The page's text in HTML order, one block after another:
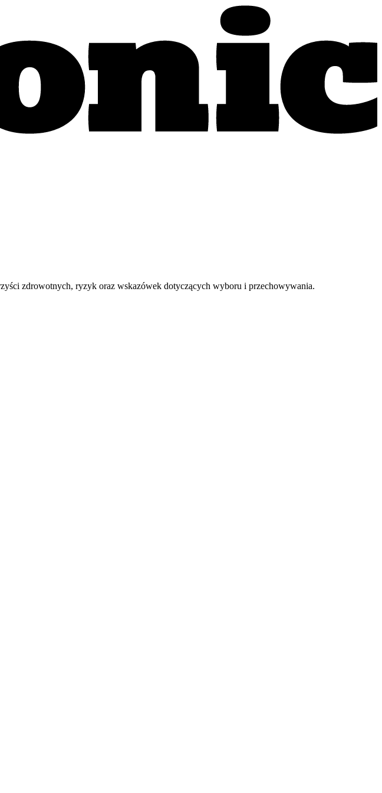
zdrowotnych, ryzyk oraz wskazówek dotyczących wyboru i przechowywania.